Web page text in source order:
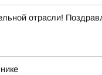
отрасли!